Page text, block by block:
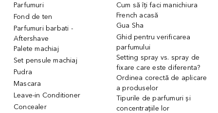
Parfumuri
Fond de ten
Parfumuri barbati -
Aftershave
Palete machiaj
Set pensule machiaj
Pudra
Mascara
Leave-in Conditioner
Concealer
Cum să îți faci manichiura
French acasă
Gua Sha
Ghid pentru verificarea
parfumului
Setting spray vs. spray de
fixare care este diferenta?
Ordinea corectă de aplicare
a produselor
Tipurile de parfumuri și
concentrațiile lor